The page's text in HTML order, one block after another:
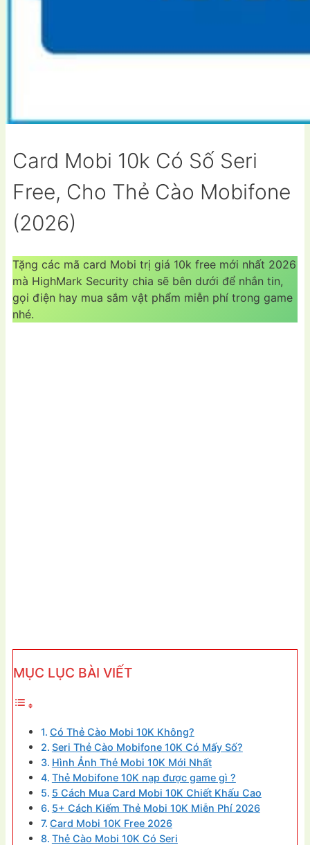
Card Mobi 10k Có Số Seri
Free, Cho Thẻ Cào Mobifone
(2026)
Tặng các mã card Mobi trị giá 10k free mới nhất 2026
mà HighMark Security chia sẽ bên dưới để nhắn tin,
gọi điện hay mua sắm vật phẩm miễn phí trong game
nhé.
MỤC LỤC BÀI VIẾT
Có Thẻ Cào Mobi 10K Không?
Seri Thẻ Cào Mobifone 10K Có Mấy Số?
Hình Ảnh Thẻ Mobi 10K Mới Nhất
Thẻ Mobifone 10K nạp được game gì ?
5 Cách Mua Card Mobi 10K Chiết Khấu Cao
5+ Cách Kiếm Thẻ Mobi 10K Miễn Phí 2026
Card Mobi 10K Free 2026
Thẻ Cào Mobi 10K Có Seri